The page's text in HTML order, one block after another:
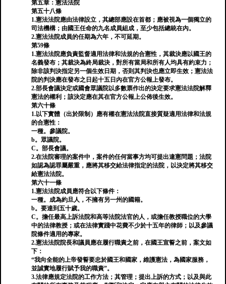
第五章：憲法法院
第五十八條
1.憲法法院應由法律設立，其總部應設在首都；應被視為一個獨立的
司法機構；由國王任命的九名成員組成，至少包括總統在內。
2.憲法法院成員的任期為六年，不可延期。
第59條
1.憲法法院應負責監督適用法律和法規的合憲性，其裁決應以國王的
名義發布；其裁決為終局裁決，對所有當局和所有人均具有約束力；
除非該判決指定另一個生效日期，否則其判決也應立即生效；憲法法
院的判決應在發布之日起十五日內在官方公報上發布。
2.部長會議決定或國會眾議院以多數票作出的決定要求憲法法院解釋
憲法的權利；該決定應在其在官方公報上公佈後生效。
第六十條
1.以下實體（出於限制）應有權在憲法法院直接質疑適用法律和法規
的合憲性：
一種。參議院。
b。眾議院。
C。部長會議。
2.在法院審理的案件中，案件的任何當事方均可提出違憲問題；法院
如認為認罪屬嚴重，應將其移交給法律指定的法院，以決定將其移交
給憲法法院。
第六十一條
1.憲法法院成員應符合以下條件：
一種。成為約旦人，不擁有另一州的國籍。
b。要達到五十歲。
C。擔任最高上訴法院和高等法院法官的人，或擔任教授職位的大學
中的法律教授；或在法律實踐中花費不少於十五年的律師；以及參議
院條件適用的專家。
2.憲法法院院長和議員應在履行職責之前，在國王宣誓之前，案文如
下：
“我向全能的上帝發誓要忠於國王和國家，維護憲法，為國家服務，
並誠實地履行賦予我的職責”。
3.法律應規定法院的工作方法；其管理；提出上訴的方式；以及與此